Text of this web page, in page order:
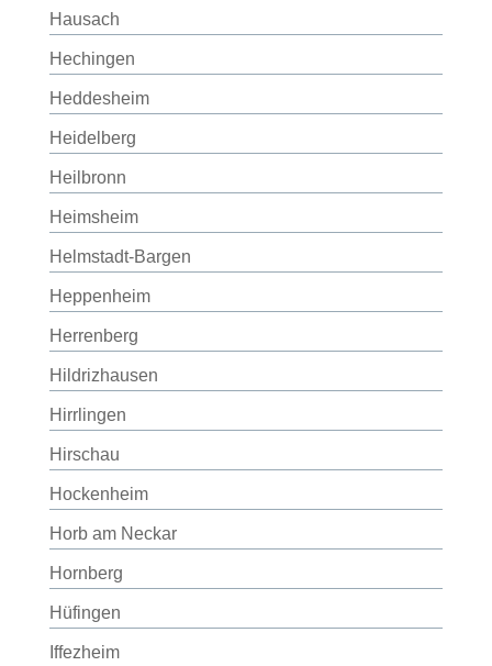
Hausach
Hechingen
Heddesheim
Heidelberg
Heilbronn
Heimsheim
Helmstadt-Bargen
Heppenheim
Herrenberg
Hildrizhausen
Hirrlingen
Hirschau
Hockenheim
Horb am Neckar
Hornberg
Hüfingen
Iffezheim